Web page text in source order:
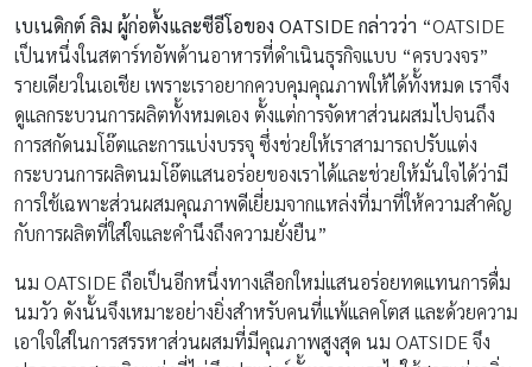
เบเนดิกต์ ลิม ผู้ก่อตั้งและซีอีโอของ OATSIDE กล่าวว่า “OATSIDE
เป็นหนึ่งในสตาร์ทอัพด้านอาหารที่ดำเนินธุรกิจแบบ “ครบวงจร”
รายเดียวในเอเชีย เพราะเราอยากควบคุมคุณภาพให้ได้ทั้งหมด เราจึง
ดูแลกระบวนการผลิตทั้งหมดเอง ตั้งแต่การจัดหาส่วนผสมไปจนถึง
การสกัดนมโอ๊ตและการแบ่งบรรจุ ซึ่งช่วยให้เราสามารถปรับแต่ง
กระบวนการผลิตนมโอ๊ตแสนอร่อยของเราได้และช่วยให้มั่นใจได้ว่ามี
การใช้เฉพาะส่วนผสมคุณภาพดีเยี่ยมจากแหล่งที่มาที่ให้ความสำคัญ
กับการผลิตที่ใส่ใจและคำนึงถึงความยั่งยืน”
นม OATSIDE ถือเป็นอีกหนึ่งทางเลือกใหม่แสนอร่อยทดแทนการดื่ม
นมวัว ดังนั้นจึงเหมาะอย่างยิ่งสำหรับคนที่แพ้แลคโตส และด้วยความ
เอาใจใส่ในการสรรหาส่วนผสมที่มีคุณภาพสูงสุด นม OATSIDE จึง